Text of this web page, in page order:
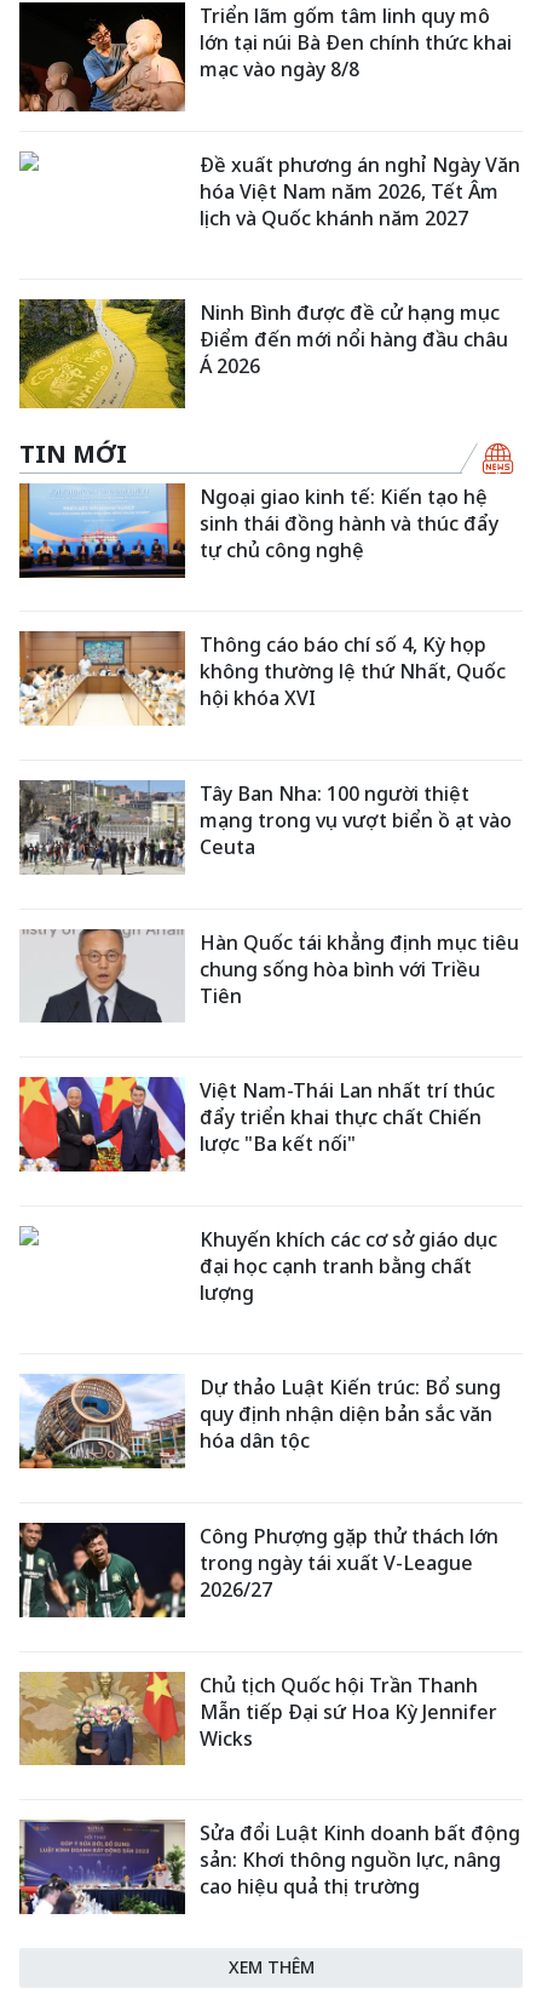
Triển lãm gốm tâm linh quy mô
lớn tại núi Bà Đen chính thức khai
mạc vào ngày 8/8
Đề xuất phương án nghỉ Ngày Văn
hóa Việt Nam năm 2026, Tết Âm
lịch và Quốc khánh năm 2027
Ninh Bình được đề cử hạng mục
Điểm đến mới nổi hàng đầu châu
Á 2026
TIN MỚI
Ngoại giao kinh tế: Kiến tạo hệ
sinh thái đồng hành và thúc đẩy
tự chủ công nghệ
Thông cáo báo chí số 4, Kỳ họp
không thường lệ thứ Nhất, Quốc
hội khóa XVI
Tây Ban Nha: 100 người thiệt
mạng trong vụ vượt biển ồ ạt vào
Ceuta
Hàn Quốc tái khẳng định mục tiêu
chung sống hòa bình với Triều
Tiên
Việt Nam-Thái Lan nhất trí thúc
đẩy triển khai thực chất Chiến
lược "Ba kết nối"
Khuyến khích các cơ sở giáo dục
đại học cạnh tranh bằng chất
lượng
Dự thảo Luật Kiến trúc: Bổ sung
quy định nhận diện bản sắc văn
hóa dân tộc
Công Phượng gặp thử thách lớn
trong ngày tái xuất V-League
2026/27
Chủ tịch Quốc hội Trần Thanh
Mẫn tiếp Đại sứ Hoa Kỳ Jennifer
Wicks
Sửa đổi Luật Kinh doanh bất động
sản: Khơi thông nguồn lực, nâng
cao hiệu quả thị trường
XEM THÊM